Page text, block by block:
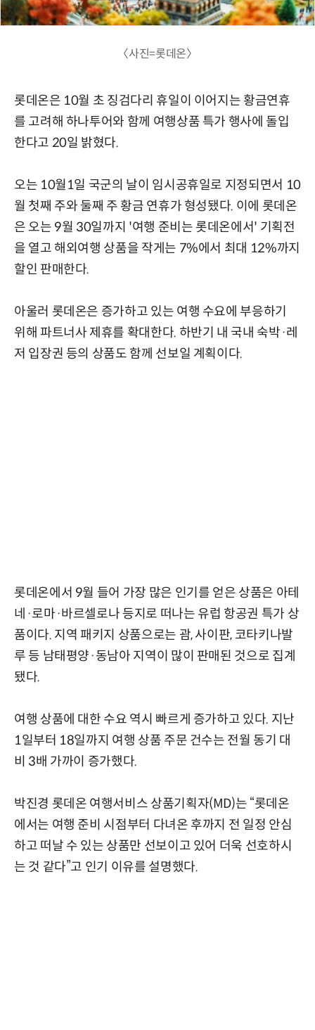
〈사진=롯데온〉
롯데온은 10월 초 징검다리 휴일이 이어지는 황금연휴
를 고려해 하나투어와 함께 여행상품 특가 행사에 돌입
한다고 20일 밝혔다.
오는 10월1일 국군의 날이 임시공휴일로 지정되면서 10
월 첫째 주와 둘째 주 황금 연휴가 형성됐다. 이에 롯데온
은 오는 9월 30일까지 '여행 준비는 롯데온에서' 기획전
을 열고 해외여행 상품을 작게는 7%에서 최대 12%까지
할인 판매한다.
아울러 롯데온은 증가하고 있는 여행 수요에 부응하기
위해 파트너사 제휴를 확대한다. 하반기 내 국내 숙박·레
저 입장권 등의 상품도 함께 선보일 계획이다.
롯데온에서 9월 들어 가장 많은 인기를 얻은 상품은 아테
네·로마·바르셀로나 등지로 떠나는 유럽 항공권 특가 상
품이다. 지역 패키지 상품으로는 괌, 사이판, 코타키나발
루 등 남태평양·동남아 지역이 많이 판매된 것으로 집계
됐다.
여행 상품에 대한 수요 역시 빠르게 증가하고 있다. 지난
1일부터 18일까지 여행 상품 주문 건수는 전월 동기 대
비 3배 가까이 증가했다.
박진경 롯데온 여행서비스 상품기획자(MD)는 “롯데온
에서는 여행 준비 시점부터 다녀온 후까지 전 일정 안심
하고 떠날 수 있는 상품만 선보이고 있어 더욱 선호하시
는 것 같다”고 인기 이유를 설명했다.